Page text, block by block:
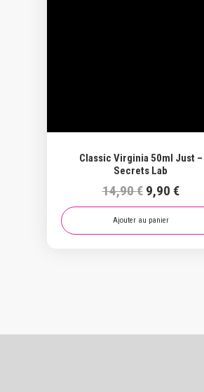
Classic Virginia 50ml Just –
Secrets Lab
14,90€ Le
prix
initial
était :
9,90 €Le
prix
est :
Ajouter au panier